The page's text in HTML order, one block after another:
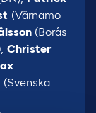
(Värnamo
(Borås
Christer
(Svenska